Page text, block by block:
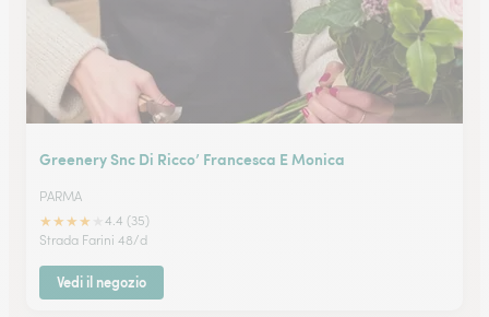
Greenery Snc Di Ricco’ Francesca E Monica
PARMA
★★★★
4.4 (35)
Strada Farini 48/d
Vedi il negozio